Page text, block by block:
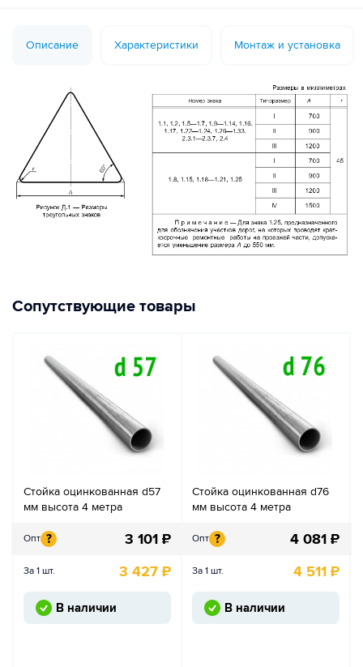
Описание Характеристики Монтаж и установка
Сопутствующие товары
Стойка оцинкованная d57
мм высота 4 метра
Опт ? 3 101 ₽
За 1 шт. 3 427 ₽
В наличии
Стойка оцинкованная d76
мм высота 4 метра
Опт ? 4 081 ₽
За 1 шт. 4 511 ₽
В наличии